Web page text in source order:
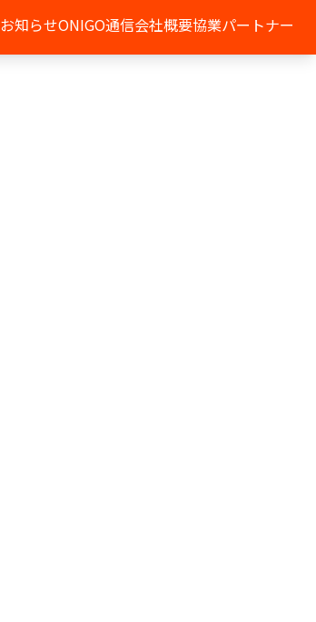
お知らせONIGO通信会社概要協業パートナー